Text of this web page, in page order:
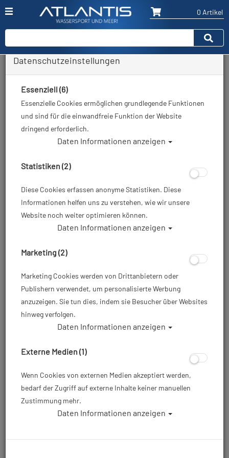
0 Artikel
Schwimmbrillen
Sortierung :
# Goggle STEALTH LSR
Mirrored black red silver -
20,41 €
clear smoke - Abverkauf
Datenschutzeinstellungen
Essenziell (6)
Essenzielle Cookies ermöglichen grundlegende Funktionen
und sind für die einwandfreie Funktion der Website
dringend erforderlich.
Daten Informationen anzeigen
Statistiken (2)
Diese Cookies erfassen anonyme Statistiken. Diese
Informationen helfen uns zu verstehen, wie wir unsere
Website noch weiter optimieren können.
Daten Informationen anzeigen
Marketing (2)
Marketing Cookies werden von Drittanbietern oder
Publishern verwendet, um personalisierte Werbung
anzuzeigen. Sie tun dies, indem sie Besucher über Websites
hinweg verfolgen.
Daten Informationen anzeigen
Externe Medien (1)
Wenn Cookies von externen Medien akzeptiert werden,
bedarf der Zugriff auf externe Inhalte keiner manuellen
Zustimmung mehr.
Daten Informationen anzeigen